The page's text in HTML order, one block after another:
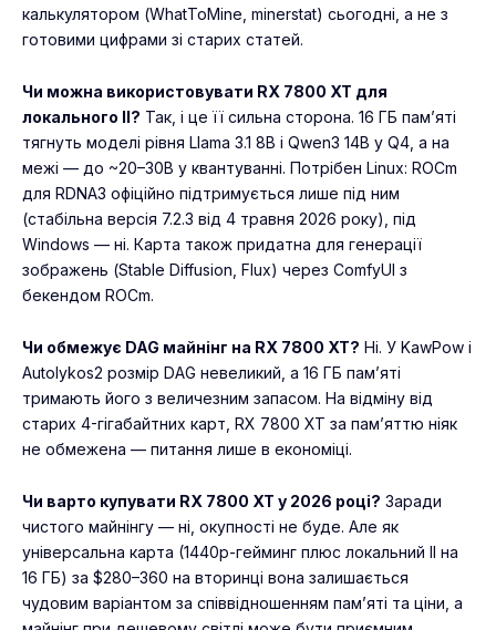
калькулятором (WhatToMine, minerstat) сьогодні, а не з
готовими цифрами зі старих статей.
Чи можна використовувати RX 7800 XT для
локального ІІ? Так, і це її сильна сторона. 16 ГБ пам’яті
тягнуть моделі рівня Llama 3.1 8B і Qwen3 14B у Q4, а на
межі — до ~20–30B у квантуванні. Потрібен Linux: ROCm
для RDNA3 офіційно підтримується лише під ним
(стабільна версія 7.2.3 від 4 травня 2026 року), під
Windows — ні. Карта також придатна для генерації
зображень (Stable Diffusion, Flux) через ComfyUI з
бекендом ROCm.
Чи обмежує DAG майнінг на RX 7800 XT? Ні. У KawPow і
Autolykos2 розмір DAG невеликий, а 16 ГБ пам’яті
тримають його з величезним запасом. На відміну від
старих 4-гігабайтних карт, RX 7800 XT за пам’яттю ніяк
не обмежена — питання лише в економіці.
Чи варто купувати RX 7800 XT у 2026 році? Заради
чистого майнінгу — ні, окупності не буде. Але як
універсальна карта (1440p-гейминг плюс локальний ІІ на
16 ГБ) за $280–360 на вторинці вона залишається
чудовим варіантом за співвідношенням пам’яті та ціни, а